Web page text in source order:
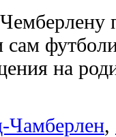
на
Чамберлен,